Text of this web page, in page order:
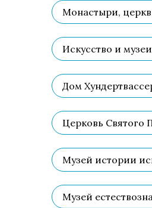
Монастыри,
Искусство и
Дом
Церковь Святого
Музей истории
Музей